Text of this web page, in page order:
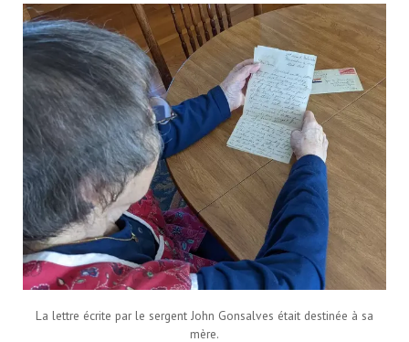
La lettre écrite par le sergent John Gonsalves était destinée à sa
mère.